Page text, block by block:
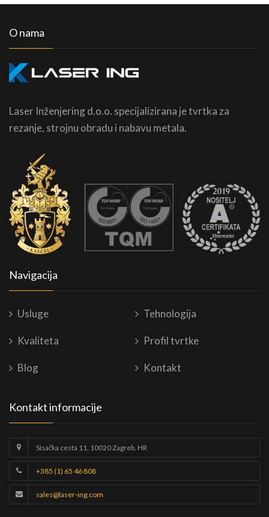
O nama
Laser Inženjering d.o.o. specijalizirana je tvrtka za
rezanje, strojnu obradu i nabavu metala.
Navigacija
Usluge Tehnologija
Kvaliteta Profil tvrtke
Blog Kontakt
Kontakt informacije
Sisačka cesta 11, 10020 Zagreb, HR
+385 (1) 65 46 808
sales@laser-ing.com